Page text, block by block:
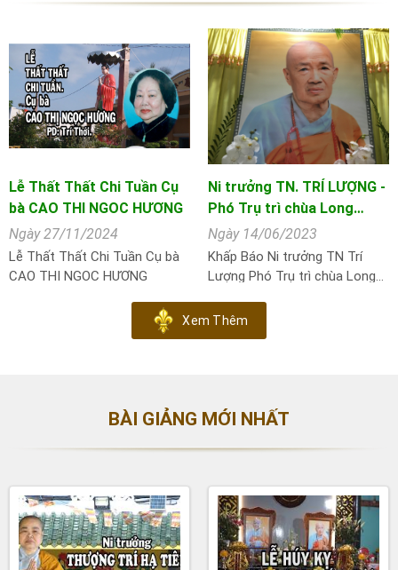
Lễ Thất Thất Chi Tuần Cụ
bà CAO THI NGOC HƯƠNG
Ngày 27/11/2024
Lễ Thất Thất Chi Tuần Cụ bà
CAO THI NGOC HƯƠNG
Ni trưởng TN. TRÍ LƯỢNG -
Phó Trụ trì chùa Long…
Ngày 14/06/2023
Khấp Báo Ni trưởng TN Trí
Lượng Phó Trụ trì chùa Long…
ĐẠI DỊCH COVID-19
Ngày 03/09/2021
ĐÂY LÀ BÀI CẦU NGUYỆN Cho
tất cả chúng sinh bị nhiễm…
Xem Thêm
BÀI GIẢNG MỚI NHẤT